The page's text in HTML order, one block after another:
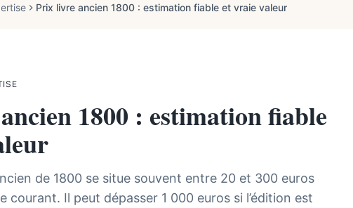
Prix livre ancien 1800 : estimation fiable et vraie valeur
1800 : estimation fiable
de 1800 se situe souvent entre 20 et 300 euros
courant. Il peut dépasser 1 000 euros si l’édition est